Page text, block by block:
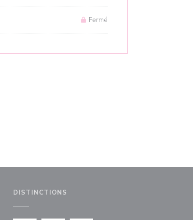
Fermé
DISTINCTIONS